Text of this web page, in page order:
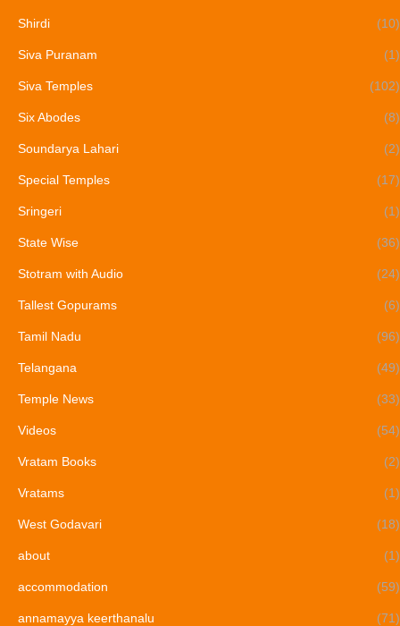
Shirdi (10)
Siva Puranam (1)
Siva Temples (102)
Six Abodes (8)
Soundarya Lahari (2)
Special Temples (17)
Sringeri (1)
State Wise (36)
Stotram with Audio (24)
Tallest Gopurams (6)
Tamil Nadu (96)
Telangana (49)
Temple News (33)
Videos (54)
Vratam Books (2)
Vratams (1)
West Godavari (18)
about (1)
accommodation (59)
annamayya keerthanalu (71)